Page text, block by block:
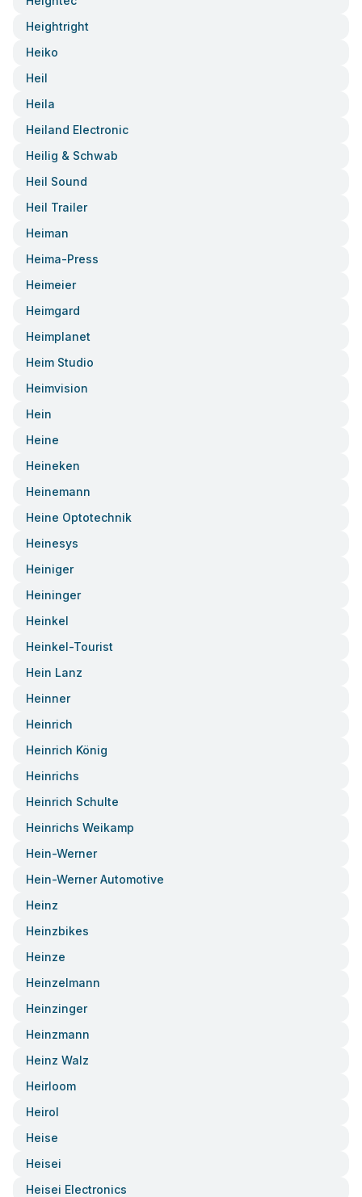
Heightright
Heiko
Heil
Heila
Heiland Electronic
Heilig & Schwab
Heil Sound
Heil Trailer
Heiman
Heima-Press
Heimeier
Heimgard
Heimplanet
Heim Studio
Heimvision
Hein
Heine
Heineken
Heinemann
Heine Optotechnik
Heinesys
Heiniger
Heininger
Heinkel
Heinkel-Tourist
Hein Lanz
Heinner
Heinrich
Heinrich König
Heinrichs
Heinrich Schulte
Heinrichs Weikamp
Hein-Werner
Hein-Werner Automotive
Heinz
Heinzbikes
Heinze
Heinzelmann
Heinzinger
Heinzmann
Heinz Walz
Heirloom
Heirol
Heise
Heisei
Heisei Electronics